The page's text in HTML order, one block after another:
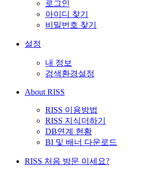
로그인
아이디 찾기
비밀번호 찾기
설정
내 정보
검색환경설정
About RISS
RISS 이용방법
RISS 지식더하기
DB연계 현황
BI 및 배너 다운로드
RISS 처음 방문 이세요?